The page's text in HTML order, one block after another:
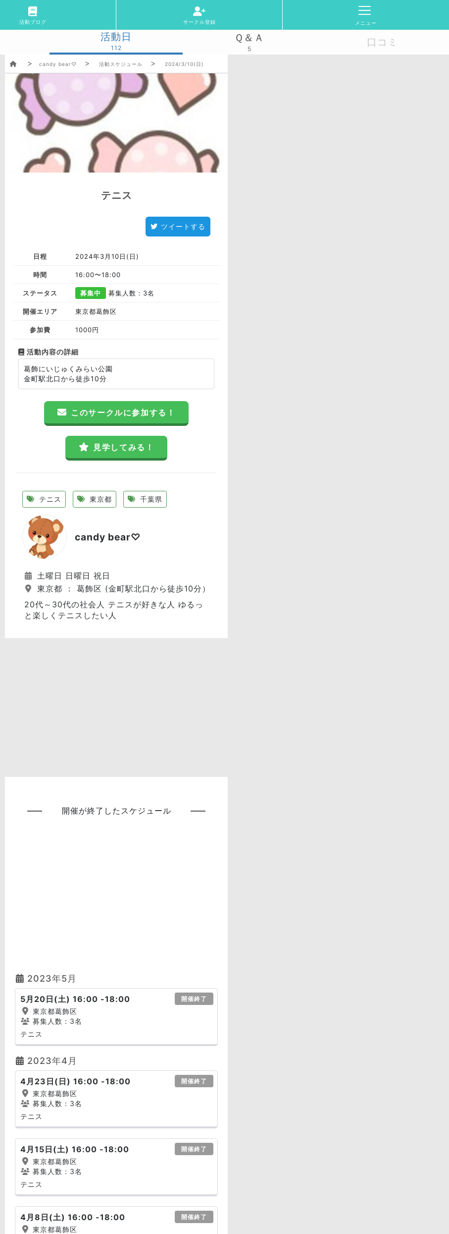
活動ブログ サークル登録 メニュー
活動日
112
Ｑ＆Ａ
5
口コミ
candy bear♡ 活動スケジュール 2024/3/10(日)
テニス
ツイートする
日程 2024年3月10日(日)
時間 16:00〜18:00
ステータス 募集中 募集人数：3名
開催エリア 東京都葛飾区
参加費 1000円
活動内容の詳細
葛飾にいじゅくみらい公園
金町駅北口から徒歩10分
このサークルに参加する！
見学してみる！
テニス 東京都 千葉県
candy bear♡
土曜日 日曜日 祝日
東京都 ： 葛飾区 (金町駅北口から徒歩10分）
20代～30代の社会人 テニスが好きな人 ゆるっ
と楽しくテニスしたい人
開催が終了したスケジュール
2023年5月
5月20日(土) 16:00 -18:00 開催終了
東京都葛飾区
募集人数：3名
テニス
2023年4月
4月23日(日) 16:00 -18:00 開催終了
東京都葛飾区
募集人数：3名
テニス
4月15日(土) 16:00 -18:00 開催終了
東京都葛飾区
募集人数：3名
テニス
4月8日(土) 16:00 -18:00 開催終了
東京都葛飾区